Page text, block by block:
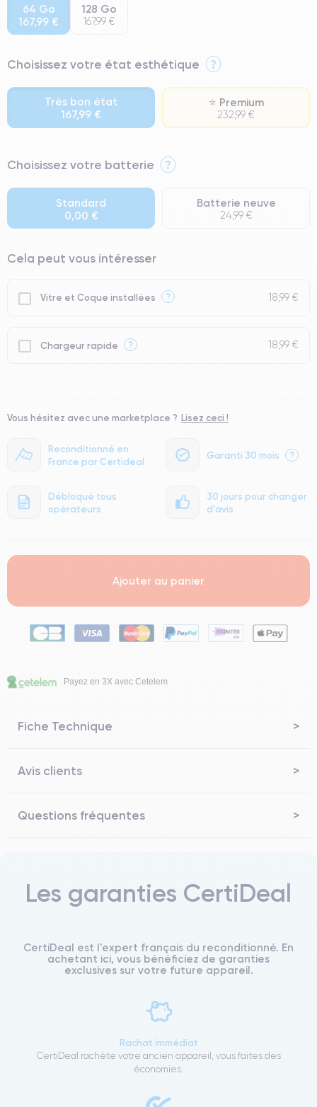
Reconditionné en
France par Certideal
Garanti 30 mois ?
Débloqué tous
opérateurs
30 jours pour changer
d'avis
64 Go
167,99 €
128 Go
167,99 €
Choisissez votre état esthétique ?
Très bon état
167,99 €
⭐ Premium
232,99 €
⭐ Premium
● Batterie : usage intensif.
● Seuls 5% de nos téléphones ont un grade Premium.
Choisissez votre batterie ?
Standard
0,00 €
Batterie neuve
24,99 €
Cela peut vous intéresser
Vitre et Coque installées ? 18,99 €
Chargeur rapide ? 18,99 €
Vous hésitez avec une marketplace ? Lisez ceci !
Ajouter au panier
Payez en 3X avec Cetelem
Fiche Technique
Avis clients
Questions fréquentes
Les garanties CertiDeal
CertiDeal est l'expert français du reconditionné. En
achetant ici, vous bénéficiez de garanties
exclusives sur votre future appareil.
Rachat immédiat
CertiDeal rachète votre ancien appareil, vous faites des
économies.